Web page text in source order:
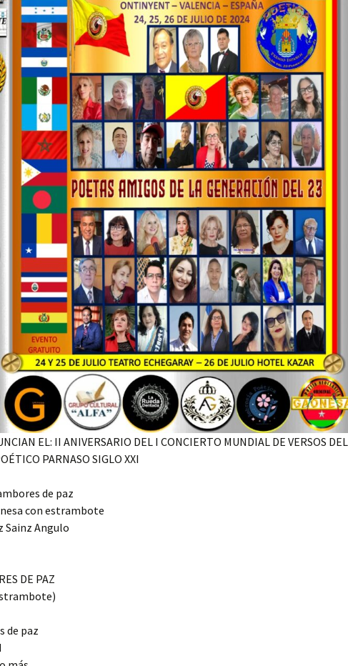
23 PARNASO SIGLO XXI
MÍRIAM FERNANDEZ –
ARGENTINA MIEMBRO
DE LA GENERACIÓN DEL
23 PARNASO SIGLO XXI
MARÚ C. NEGRO PARODI
– CHILE, MIEMBRO DE LA
GENERACIÓN DEL 23
PARNASO SIGLO XXI
FÉLIX NORABUENA
CERVANTES MIEMBRO
DE LA GENERACIÓN DEL
23 PARNASO SIGLO XXI
ROSENDO GASPAR
RAMOS MIEMBRO DE LA
GENERACIÓN DEL 23
PARNASO SIGLO XXI
CRISTHIAN EDGAR
MANSILLA TORREJÓN,
PREMIO ESPAÑOL…,
PRIMER CONCIERTO
MUNDIAL DE VERSOS
PATRICIA PEÑALVER
GALLARDO, PREMIO
ESPAÑOL…, PRIMER
CONCIERTO MUNDIAL
DE VERSOS
CARLOS HUMBERTO
SOLANO DIAZ, PREMIO
ESPAÑOL…, PRIMER
CONCIERTO MUNDIAL
DE VERSOS
IUDITA MIREA, PREMIO
ESPAÑOL…, PRIMER
CONCIERTO MUNDIAL
DE VERSOS
FELICITA ARENAS
VALENZUELA, PREMIO
ESPAÑOL…, PRIMER
CONCIERTO MUNDIAL
DE VERSOS
LUZ ELENA ARIAS SOTO,
PREMIO ESPAÑOL…, I
CONCIERTO MUNDIAL
DE VERSOS
MARÍA DE LA NUBE
EL: II ANIVERSARIO DEL I CONCIERTO MUNDIAL DE VERSOS DEL
PARNASO SIGLO XXI
de paz
con estrambote
Sainz Angulo
DE PAZ
de paz